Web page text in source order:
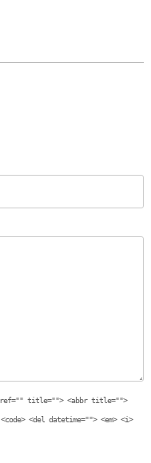
title=""> <abbr title="">
<del datetime=""> <em> <i>